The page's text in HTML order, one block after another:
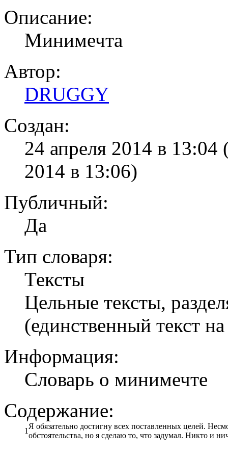
Описание:
Минимечта
Автор:
DRUGGY
Создан:
24 апреля 2014 в 13:04
2014 в 13:06)
Публичный:
Да
Тип словаря:
Тексты
Цельные тексты,
(единственный текст
Информация:
Словарь о минимечте
Содержание:
1
Я обязательно достигну всех поставленных целей.
обстоятельства, но я сделаю то, что задумал. Никто и